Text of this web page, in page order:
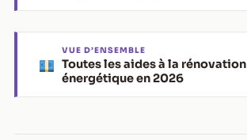
VUE D’ENSEMBLE
Toutes les aides à la rénovation
énergétique en 2026